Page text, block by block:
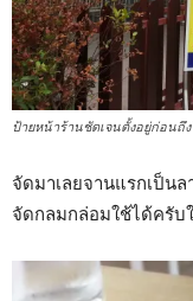
ป้ายหน้าร้านชัดเจนตั้งอยู่ก่อนถึ
จัดมาเลยจานแรกเป็น
จัดกลมกล่อมใช้ได้ครับ